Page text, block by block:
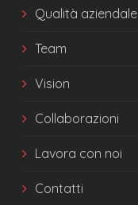
Qualità aziendale
Team
Vision
Collaborazioni
Lavora con noi
Contatti